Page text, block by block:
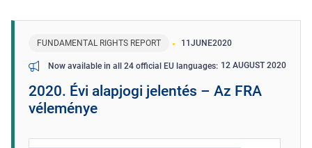
FUNDAMENTAL RIGHTS REPORT 11 JUNE2020
Now available in all 24 official EU languages 12 AUGUST 2020
2020. Évi alapjogi jelentés – Az FRA
véleménye